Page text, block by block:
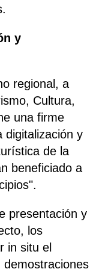
y
regional, a
Cultura,
una firme
digitalización y
de la
beneficiado a
presentación y
los
in situ el